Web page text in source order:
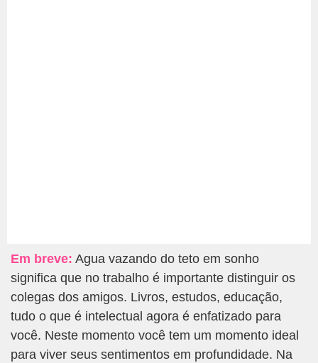
Em breve: Agua vazando do teto em sonho
significa que no trabalho é importante distinguir os
colegas dos amigos. Livros, estudos, educação,
tudo o que é intelectual agora é enfatizado para
você. Neste momento você tem um momento ideal
para viver seus sentimentos em profundidade. Na